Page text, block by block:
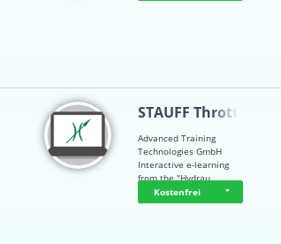
STAUFF Throttle…
Advanced Training
Technologies GmbH
Interactive e-learning
from the "Hydrau…
Kostenfrei